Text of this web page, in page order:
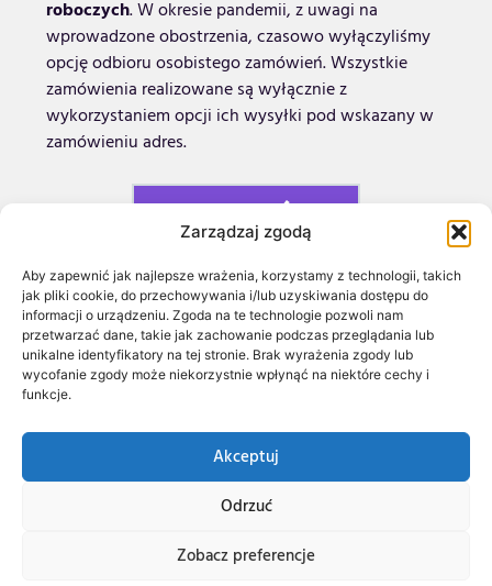
Zarządzaj zgodą
Aby zapewnić jak najlepsze wrażenia, korzystamy z technologii, takich
jak pliki cookie, do przechowywania i/lub uzyskiwania dostępu do
informacji o urządzeniu. Zgoda na te technologie pozwoli nam
przetwarzać dane, takie jak zachowanie podczas przeglądania lub
unikalne identyfikatory na tej stronie. Brak wyrażenia zgody lub
wycofanie zgody może niekorzystnie wpłynąć na niektóre cechy i
funkcje.
Akceptuj
Odrzuć
Zobacz preferencje
roboczych. W okresie pandemii, z uwagi na
wprowadzone obostrzenia, czasowo wyłączyliśmy
opcję odbioru osobistego zamówień. Wszystkie
zamówienia realizowane są wyłącznie z
wykorzystaniem opcji ich wysyłki pod wskazany w
zamówieniu adres.
POWRÓT
WIĘCEJ
Stowarzyszenie Grupa Stonewall © 2023 | DosGatos.red created this page